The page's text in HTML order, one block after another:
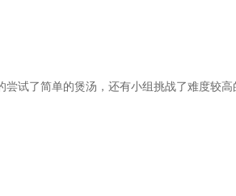
试了简单的煲汤，还有小组挑战了难度较